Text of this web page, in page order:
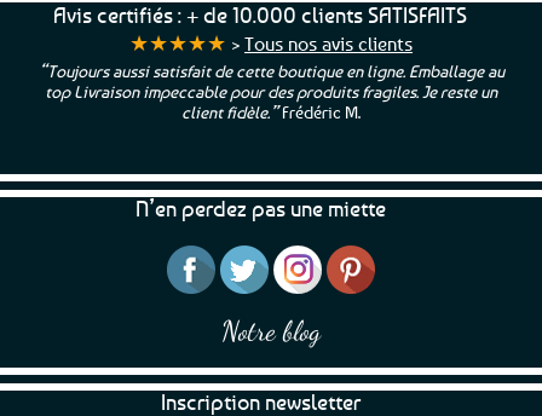
a
variations.
choisies
a
plusieurs
variations.
Les
options
choisies
sur
page
du
Avis certifiés : + de 10.000 clients SATISFAITS
★★★★★ > Tous nos avis clients
“Toujours aussi satisfait de cette boutique en ligne. Emballage au
top Livraison impeccable pour des produits fragiles. Je reste un
client fidèle.”Frédéric M.
N’en perdez pas une miette
Notre blog
Inscription newsletter